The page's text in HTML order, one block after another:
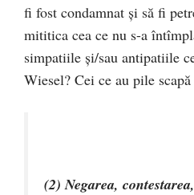
fi fost condamnat și să fi
mititica cea ce nu s-a
simpatiile și/sau antipatiile
Wiesel? Cei ce au pile
(2) Negarea,